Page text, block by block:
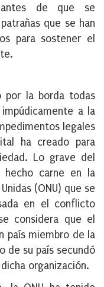
antes de que se
que se han
para sostener el
por la borda todas
a la
legales
ha creado para
Lo grave del
carne en la
(ONU) que se
en el conflicto
considera que el
país miembro de la
de su país secundó
organización.